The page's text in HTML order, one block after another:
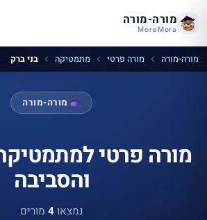
מורה-מורה
MoreMora
מורה-מורה מורה פרטי מתמטיקה בני ברק
מורה-מורה
מורה פרטי
והסביבה
נמצאו4 מורים